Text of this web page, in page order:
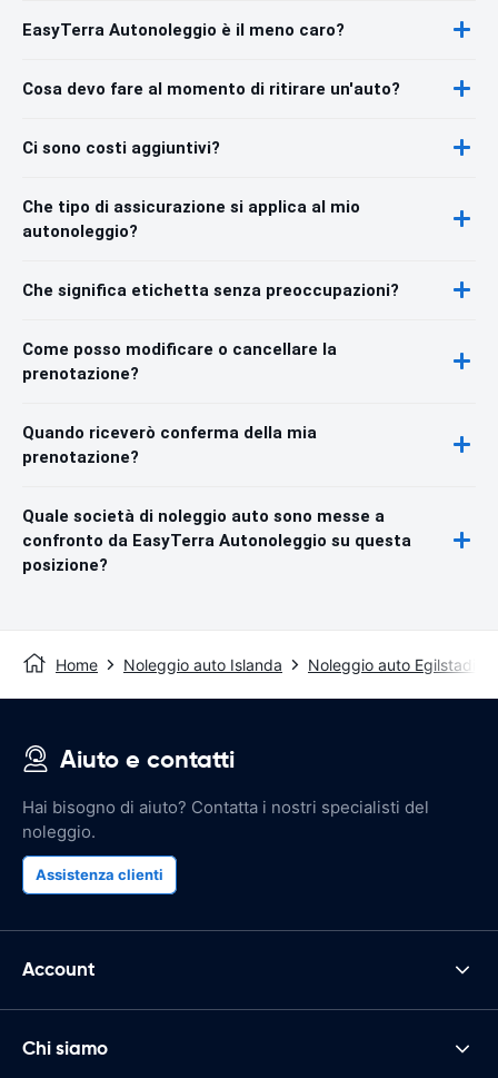
EasyTerra Autonoleggio è il meno caro?
Cosa devo fare al momento di ritirare un'auto?
Ci sono costi aggiuntivi?
Che tipo di assicurazione si applica al mio
autonoleggio?
Che significa etichetta senza preoccupazioni?
Come posso modificare o cancellare la
prenotazione?
Quando riceverò conferma della mia
prenotazione?
Quale società di noleggio auto sono messe a
confronto da EasyTerra Autonoleggio su questa
posizione?
Home Noleggio auto Islanda Noleggio auto Egilstadir
Aiuto e contatti
Hai bisogno di aiuto? Contatta i nostri specialisti del
noleggio.
Assistenza clienti
Account
Chi siamo